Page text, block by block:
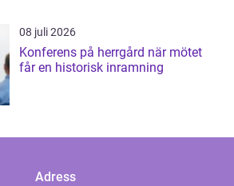
08 juli 2026
Konferens på herrgård när mötet
får en historisk inramning
Adress